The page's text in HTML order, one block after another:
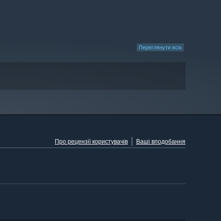
Переглянути всіх
Про рецензії користувачів Ваші вподобання